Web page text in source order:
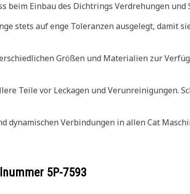
beim Einbau des Dichtrings Verdrehungen
stets auf enge Toleranzen ausgelegt,
Größen und Materialien zur
Teile vor Leckagen und Verunreinigungen.
dynamischen Verbindungen in allen Cat
5P-7593